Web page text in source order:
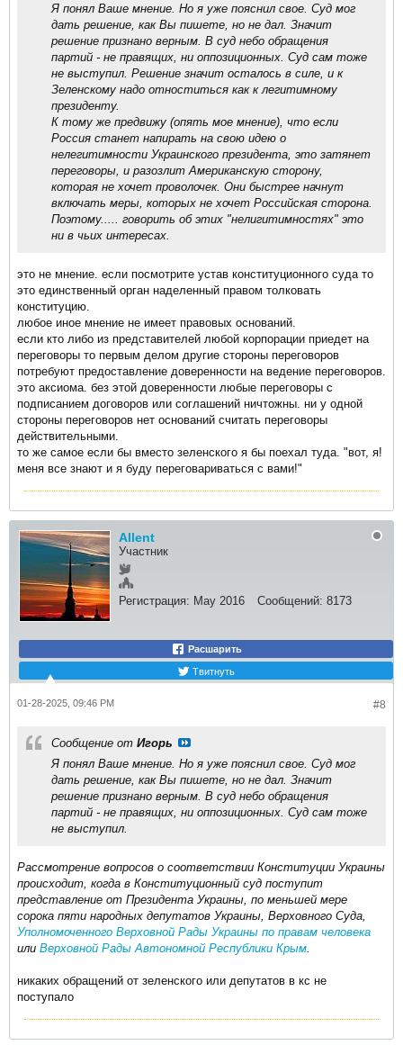
Я понял Ваше мнение. Но я уже пояснил свое. Суд мог
дать решение, как Вы пишете, но не дал. Значит
решение признано верным. В суд небо обращения
партий - не правящих, ни оппозиционных. Суд сам тоже
не выступил. Решение значит осталось в силе, и к
Зеленскому надо отноститься как к легитимному
президенту.
К тому же предвижу (опять мое мнение), что если
Россия станет напирать на свою идею о
нелегитимности Украинского президента, это затянет
переговоры, и разозлит Американскую сторону,
которая не хочет проволочек. Они быстрее начнут
включать меры, которых не хочет Российская сторона.
Поэтому..... говорить об этих "нелигитимностях" это
ни в чьих интересах.
это не мнение. если посмотрите устав конституционного суда то
это единственный орган наделенный правом толковать
конституцию.
любое иное мнение не имеет правовых оснований.
если кто либо из представителей любой корпорации приедет на
переговоры то первым делом другие стороны переговоров
потребуют предоставление доверенности на ведение переговоров.
это аксиома. без этой доверенности любые переговоры с
подписанием договоров или соглашений ничтожны. ни у одной
стороны переговоров нет оснований считать переговоры
действительными.
то же самое если бы вместо зеленского я бы поехал туда. "вот, я!
меня все знают и я буду переговариваться с вами!"
Allent
Участник
Регистрация: May 2016 Сообщений: 8173
Расшарить
Твитнуть
#8
01-28-2025, 09:46 PM
Сообщение от Игорь
Я понял Ваше мнение. Но я уже пояснил свое. Суд мог
дать решение, как Вы пишете, но не дал. Значит
решение признано верным. В суд небо обращения
партий - не правящих, ни оппозиционных. Суд сам тоже
не выступил.
Рассмотрение вопросов о соответствии Конституции Украины
происходит, когда в Конституционный суд поступит
представление от Президента Украины, по меньшей мере
сорока пяти народных депутатов Украины, Верховного Суда,
Уполномоченного Верховной Рады Украины по правам человека
или Верховной Рады Автономной Республики Крым
никаких обращений от зеленского или депутатов в кс не
поступало